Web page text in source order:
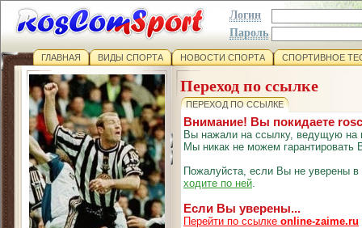
Логин
Пароль
ГЛАВНАЯ ВИДЫ СПОРТА НОВОСТИ СПОРТА СПОРТИВНОЕ
Переход по ссылке
ПЕРЕХОД ПО ССЫЛКЕ
Внимание! Вы покидаете
Вы нажали на ссылку, ведущую на
Мы никак не можем гарантировать
Пожалуйста, если Вы не уверены
ходите по ней.
Если Вы уверены...
Перейти по ссылке online-zaime.ru